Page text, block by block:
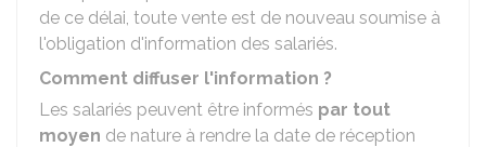
de ce délai, toute vente est de nouveau soumise à
l'obligation d'information des salariés.
Comment diffuser l'information ?
Les salariés peuvent être informés par tout
moyen de nature à rendre la date de réception